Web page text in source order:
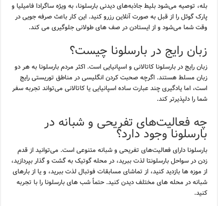
بله، توصیه می‌شود بلیط جاذبه‌های دیدنی بارسلونا، به ویژه ساگرادا فامیلیا و
پارک گوئل را از قبل به صورت آنلاین رزرو کنید. این کار باعث صرفه جویی در
وقت شما می‌شود و از ایستادن در صف های طولانی جلوگیری می کند.
زبان رایج در بارسلونا چیست؟
زبان رایج در بارسلونا کاتالانی و اسپانیایی است. اکثر مردم بارسلونا به هر دو
زبان مسلط هستند. اگرچه صحبت کردن انگلیسی در مناطق توریستی رایج
است، اما یادگیری چند عبارت ساده اسپانیایی یا کاتالانی می‌تواند تجربه سفر
شما را دلپذیرتر کند.
چه فعالیت‌های تفریحی و شبانه در
بارسلونا وجود دارد؟
بارسلونا دارای فعالیت‌های تفریحی و شبانه متنوعی است. می‌توانید از قدم
زدن در سواحل بارسلونتا لذت ببرید، در محله گوتیک به گشت و گذار بپردازید،
از موزه ها بازدید کنید، از تماشای مسابقات فوتبال لذت ببرید، و یا از بارهای
شبانه در محله های مختلف دیدن کنید. حتماً شب های بارسلونا را با تجربه
کنید.